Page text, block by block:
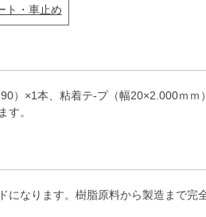
ト・車止め
）×1本、粘着テ-プ（幅20×2.000ｍｍ
す。
なります。樹脂原料から製造まで完